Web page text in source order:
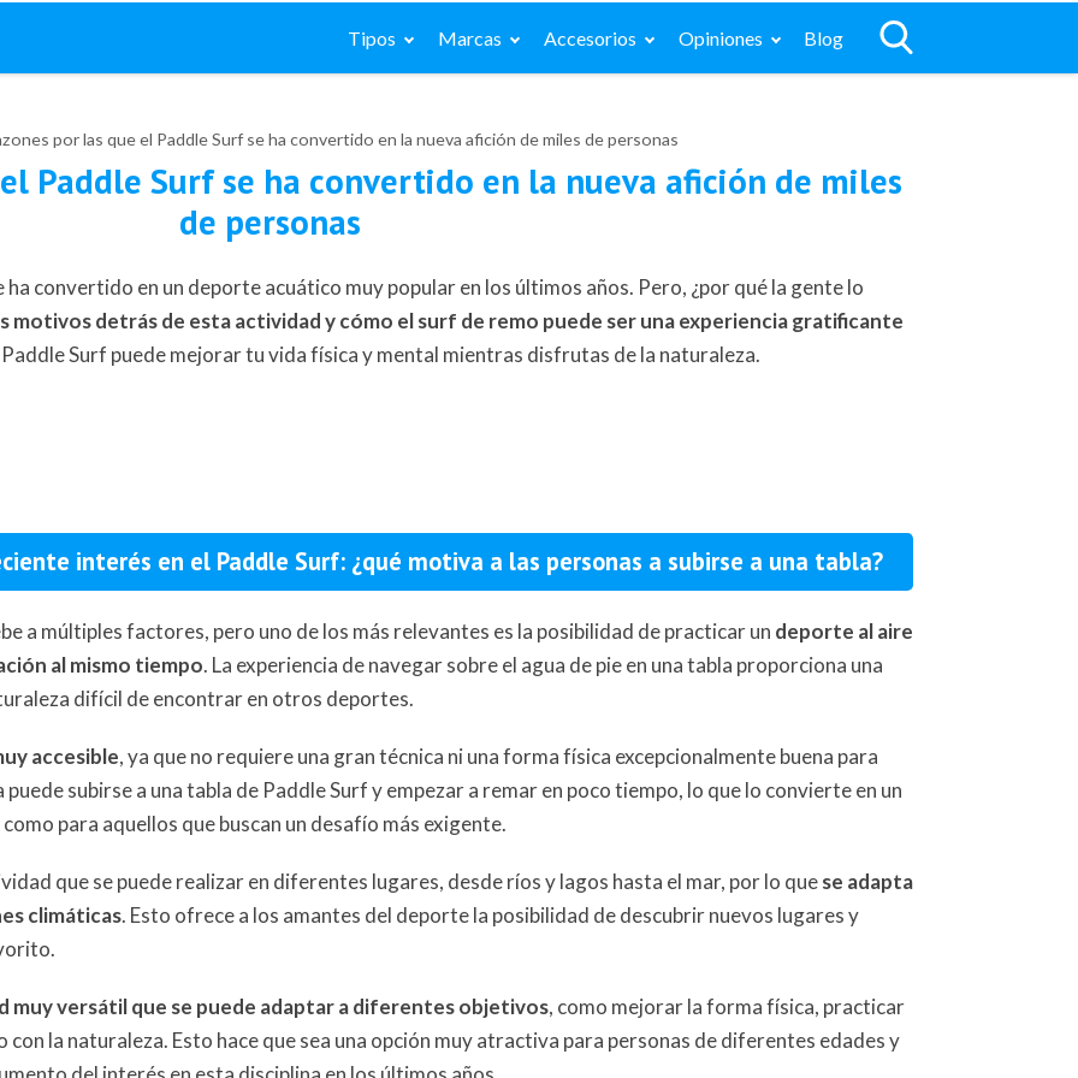
Tipos Marcas Accesorios Opiniones Blog
por las que el Paddle Surf se ha convertido en la nueva afición de miles de personas
Paddle Surf se ha convertido en la nueva afición de miles
de personas
ha convertido en un deporte acuático muy popular en los últimos años. Pero, ¿por qué la gente lo
motivos detrás de esta actividad y cómo el surf de remo puede ser una experiencia gratificante
Surf puede mejorar tu vida física y mental mientras disfrutas de la naturaleza.
interés en el Paddle Surf: ¿qué motiva a las personas a subirse a una tabla?
a múltiples factores, pero uno de los más relevantes es la posibilidad de practicar un deporte al aire
al mismo tiempo. La experiencia de navegar sobre el agua de pie en una tabla proporciona una
difícil de encontrar en otros deportes.
accesible, ya que no requiere una gran técnica ni una forma física excepcionalmente buena para
subirse a una tabla de Paddle Surf y empezar a remar en poco tiempo, lo que lo convierte en un
para aquellos que buscan un desafío más exigente.
que se puede realizar en diferentes lugares, desde ríos y lagos hasta el mar, por lo quese adapta
climáticas. Esto ofrece a los amantes del deporte la posibilidad de descubrir nuevos lugares y
muy versátil que se puede adaptar a diferentes objetivos, como mejorar la forma física, practicar
la naturaleza. Esto hace que sea una opción muy atractiva para personas de diferentes edades y